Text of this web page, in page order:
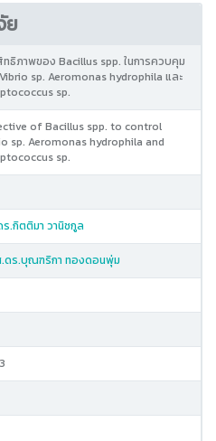
ย
ทธิภาพของ Bacillus spp. ในการควบคุม
sp. Aeromonas hydrophila และ
sp.
of Bacillus spp. to control
sp. Aeromonas hydrophila and
sp.
.กิตติมา วานิชกูล
.ดร.บุณฑริกา ทองดอนพุ่ม